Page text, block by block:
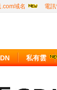
域名 電
私有雲